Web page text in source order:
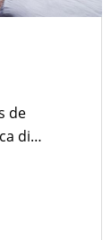
de
di